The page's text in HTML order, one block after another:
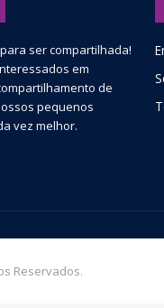
ser compartilhada!
em
de
pequenos
vez melhor.
Reservados.